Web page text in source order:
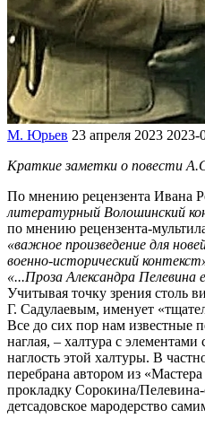
М. Юрьев 23 апреля 2023 2023-
Краткие заметки о повести
По мнению рецензента Ивана
литературный Волошинский
по мнению рецензента-
«важное произведение для
военно-исторический
«...Проза Александра
Учитывая точку зрения столь
Г. Садулаевым, именует
Все до сих пор нам известные
наглая, – халтура с
наглость этой халтуры. В
перебрана автором из
прокладку Сорокина/
детсадовское мародерство